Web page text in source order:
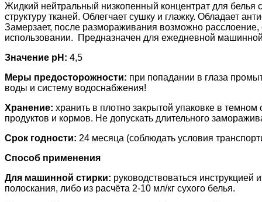
Жидкий нейтральный низкопенный концентрат для
структуру тканей. Облегчает сушку и глажку. Обладает
Замерзает, после размораживания возможно
использовании. Предназначен для ежедневной
Значение pH: 4,5
Меры предосторожности: при попадании в глаза
воды и систему водоснабжения!
Хранение: хранить в плотно закрытой упаковке в
продуктов и кормов. Не допускать длительного
Срок годности: 24 месяца (соблюдать условия
Способ применения
Для машинной стирки: руководствоваться
полоскания, либо из расчёта 2-10 мл/кг сухого белья.